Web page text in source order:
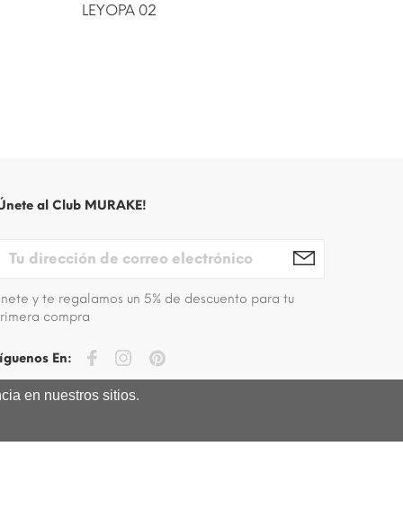
LEYOPA 02
al Club MURAKE!
y te regalamos un 5% de descuento para tu
compra
En:
en nuestros sitios.